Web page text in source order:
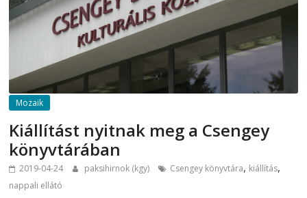
Mozaik
Kiállítást nyitnak meg a Csengey
könyvtárában
2019-04-24 paksihirnok (kgy) Csengey könyvtára, kiállítás,
nappali ellátó